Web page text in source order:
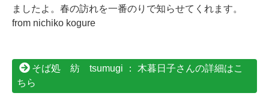
ましたよ。春の訪れを一番のりで知らせてくれます。
from nichiko kogure
そば処 紡 tsumugi ： 木暮日子さんの詳細はこ
ちら